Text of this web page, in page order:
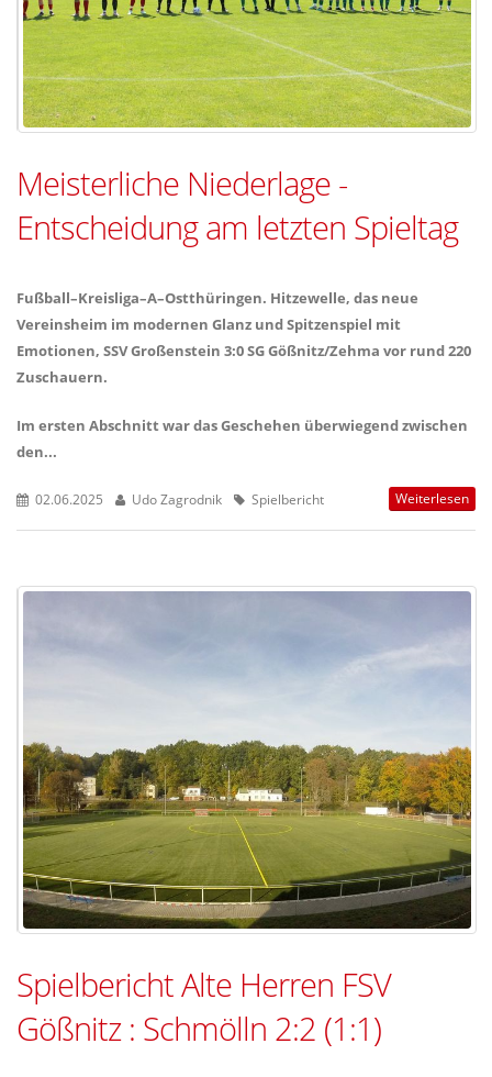
Meisterliche Niederlage -
Entscheidung am letzten Spieltag
Fußball–Kreisliga–A–Ostthüringen. Hitzewelle, das neue
Vereinsheim im modernen Glanz und Spitzenspiel mit
Emotionen, SSV Großenstein 3:0 SG Gößnitz/Zehma vor rund 220
Zuschauern.
Im ersten Abschnitt war das Geschehen überwiegend zwischen
den...
02.06.2025 Udo Zagrodnik Spielbericht Weiterlesen
Spielbericht Alte Herren FSV
Gößnitz : Schmölln 2:2 (1:1)